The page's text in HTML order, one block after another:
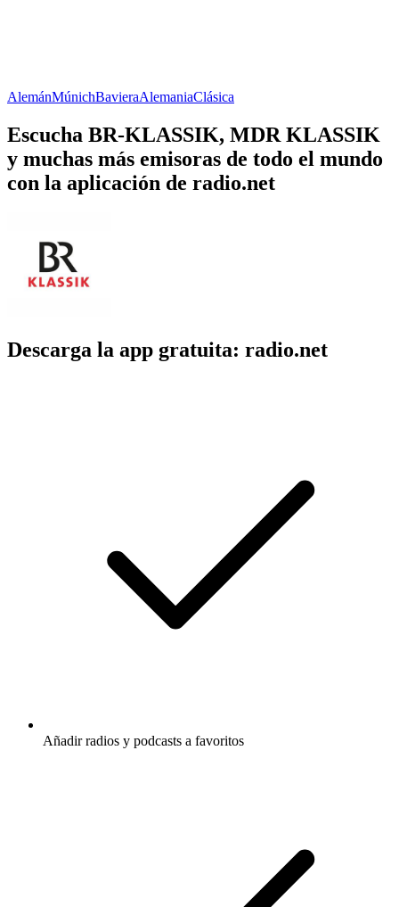
AlemánMúnichBavieraAlemaniaClásica
Escucha BR-KLASSIK, MDR KLASSIK
y muchas más emisoras de todo el mundo
con la aplicación de radio.net
Descarga la app gratuita: radio.net
Añadir radios y podcasts a favoritos